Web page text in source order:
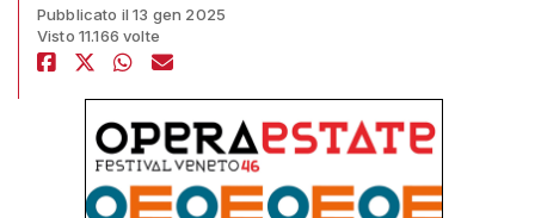
Pubblicato il 13 gen 2025
Visto 11.166 volte